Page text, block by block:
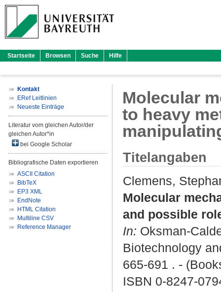
Startseite Browsen Suche Hilfe
Kontakt
ERef Leitlinien
Neueste Einträge
Literatur vom gleichen Autor/der
gleichen Autor*in
bei Google Scholar
Bibliografische Daten exportieren
ASCII Citation
BibTeX
EP3 XML
EndNote
HTML Citation
Multiline CSV
Reference Manager
Molecular
to heavy
Titelangaben
Clemens,
Molecular
and possible
In: Oksman-
Biotechnology
665-691 . -
ISBN 0-8247-